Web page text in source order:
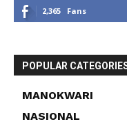
2,365 Fans
POPULAR
MANOKWARI
NASIONAL